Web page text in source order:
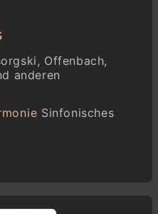
Offenbach,
anderen
Sinfonisches